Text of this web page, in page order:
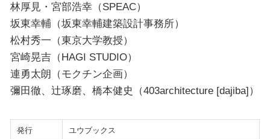
林厚見・宮部浩幸（SPEAC）
坂東幸輔（坂東幸輔建築設計事務所）
松村秀一（東京大学教授）
宮崎晃吉（HAGI STUDIO）
連勇太朗（モクチン企画）
彌田徹、辻琢磨、橋本健史（403architecture [dajiba]）
発行 ユウブックス